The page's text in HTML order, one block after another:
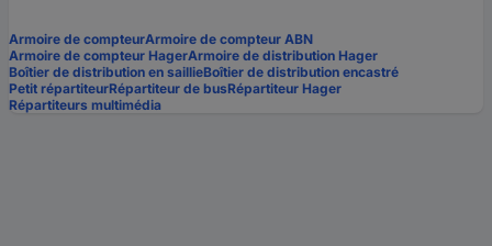
Armoire de compteurArmoire de compteur ABN
Armoire de compteur HagerArmoire de distribution Hager
Boîtier de distribution en saillieBoîtier de distribution encastré
Petit répartiteurRépartiteur de busRépartiteur Hager
Répartiteurs multimédia